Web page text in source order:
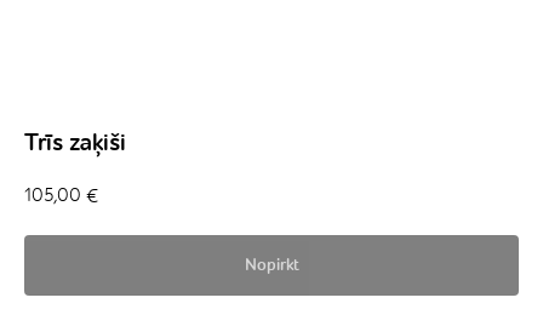
Trīs zaķiši
105,00 €
Nopirkt